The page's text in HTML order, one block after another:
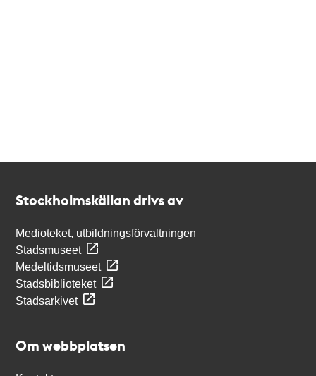
Stockholmskällan drivs av
Medioteket, utbildningsförvaltningen
Stadsmuseet
Medeltidsmuseet
Stadsbiblioteket
Stadsarkivet
Om webbplatsen